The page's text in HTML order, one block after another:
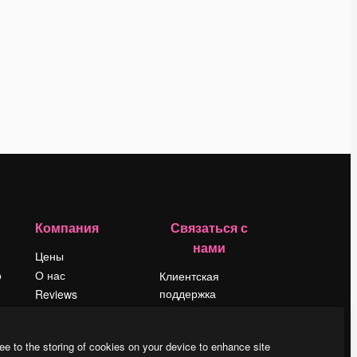
Компания
Цены
О нас
Reviews
Блог
Связаться с
нами
Клиентская
поддержка
LinkedIn
to the storing of cookies on your device to enhance site